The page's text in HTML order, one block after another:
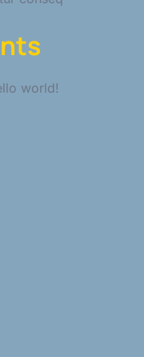
world!